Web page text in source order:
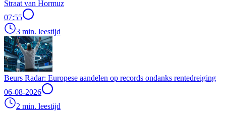
Straat van Hormuz
07:55
3 min. leestijd
Beurs Radar: Europese aandelen op records ondanks rentedreiging
06-08-2026
2 min. leestijd